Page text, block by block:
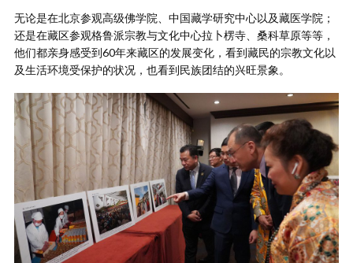
无论是在北京参观高级佛学院、中国藏学研究中心以及藏医学院；
还是在藏区参观格鲁派宗教与文化中心拉卜楞寺、桑科草原等等，
他们都亲身感受到60年来藏区的发展变化，看到藏民的宗教文化以
及生活环境受保护的状况，也看到民族团结的兴旺景象。